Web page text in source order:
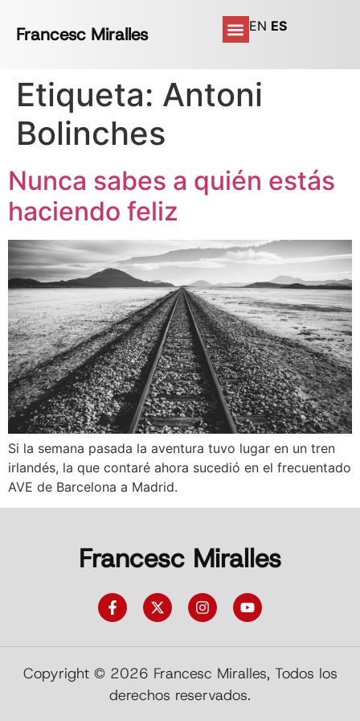
Francesc Miralles EN ES
Etiqueta: Antoni
Bolinches
Nunca sabes a quién estás
haciendo feliz
Si la semana pasada la aventura tuvo lugar en un tren
irlandés, la que contaré ahora sucedió en el frecuentado
AVE de Barcelona a Madrid.
Francesc Miralles
Copyright © 2026 Francesc Miralles, Todos los
derechos reservados.